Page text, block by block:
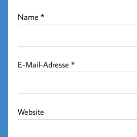
Name*
E-Mail-Adresse*
Website